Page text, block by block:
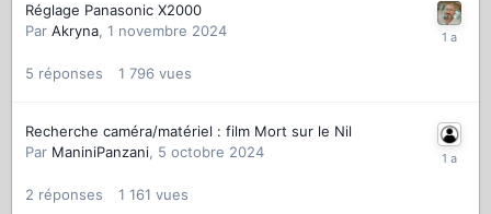
Réglage Panasonic X2000
Par Akryna, 1 novembre 2024
5 réponses 1 796 vues
Recherche caméra/matériel : film Mort sur le Nil
Par ManiniPanzani, 5 octobre 2024
2 réponses 1 161 vues